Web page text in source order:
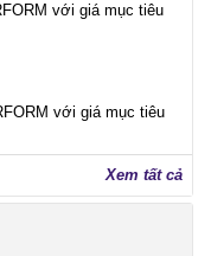
với giá mục tiêu
với giá mục tiêu
Xem tất cả